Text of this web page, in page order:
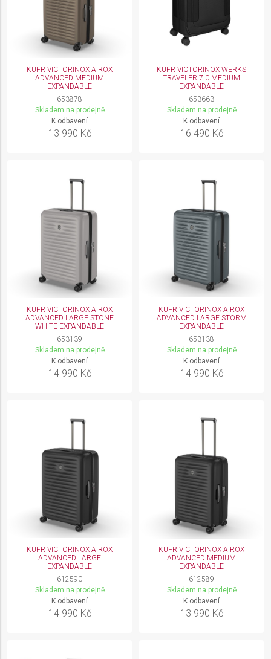
KUFR VICTORINOX AIROX
ADVANCED MEDIUM
EXPANDABLE
653878
Skladem na prodejně
K odbavení
13 990 Kč
KUFR VICTORINOX WERKS
TRAVELER 7.0 MEDIUM
EXPANDABLE
653663
Skladem na prodejně
K odbavení
16 490 Kč
KUFR VICTORINOX AIROX
ADVANCED LARGE STONE
WHITE EXPANDABLE
653139
Skladem na prodejně
K odbavení
14 990 Kč
KUFR VICTORINOX AIROX
ADVANCED LARGE STORM
EXPANDABLE
653138
Skladem na prodejně
K odbavení
14 990 Kč
KUFR VICTORINOX AIROX
ADVANCED LARGE
EXPANDABLE
612590
Skladem na prodejně
K odbavení
14 990 Kč
KUFR VICTORINOX AIROX
ADVANCED MEDIUM
EXPANDABLE
612589
Skladem na prodejně
K odbavení
13 990 Kč